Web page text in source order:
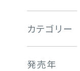
カテゴリー
発売年